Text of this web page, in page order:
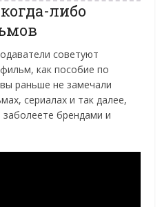
либо
советуют
как пособие по
раньше не замечали
сериалах и так далее,
брендами и